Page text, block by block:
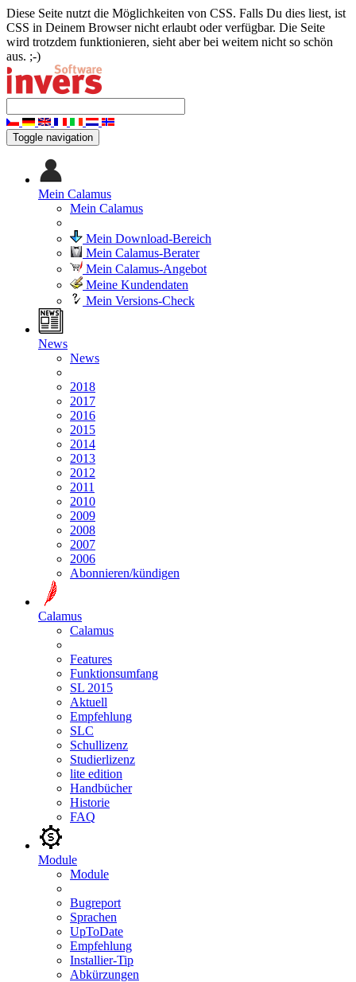
Diese Seite nutzt die Möglichkeiten von CSS. Falls Du dies liest, ist
CSS in Deinem Browser nicht erlaubt oder verfügbar. Die Seite
wird trotzdem funktionieren, sieht aber bei weitem nicht so schön
aus. ;-)
Toggle navigation
Mein Calamus
Mein Calamus
Mein Download-Bereich
Mein Calamus-Berater
Mein Calamus-Angebot
Meine Kundendaten
Mein Versions-Check
News
News
2018
2017
2016
2015
2014
2013
2012
2011
2010
2009
2008
2007
2006
Abonnieren/kündigen
Calamus
Calamus
Features
Funktionsumfang
SL 2015
Aktuell
Empfehlung
SLC
Schullizenz
Studierlizenz
lite edition
Handbücher
Historie
FAQ
Module
Module
Bugreport
Sprachen
UpToDate
Empfehlung
Installier-Tip
Abkürzungen